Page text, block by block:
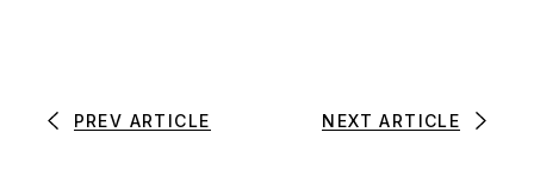
PREV ARTICLE NEXT ARTICLE